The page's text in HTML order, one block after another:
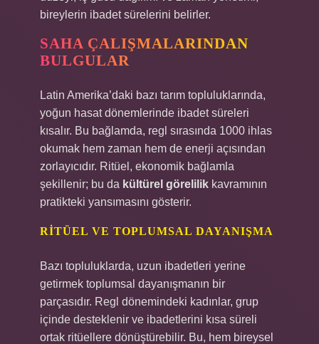
bireylerin ibadet sürelerini belirler.
SAHA ÇALIŞMALARINDAN
BULGULAR
Latin Amerika’daki bazı tarım topluluklarında,
yoğun hasat dönemlerinde ibadet süreleri
kısalır. Bu bağlamda, regl sırasında 1000 ihlas
okumak hem zaman hem de enerji açısından
zorlayıcıdır. Ritüel, ekonomik bağlamla
şekillenir; bu da kültürel görelilik kavramının
pratikteki yansımasını gösterir.
RITÜEL VE TOPLUMSAL DAYANIŞMA
Bazı topluluklarda, uzun ibadetleri yerine
getirmek toplumsal dayanışmanın bir
parçasıdır. Regl dönemindeki kadınlar, grup
içinde desteklenir ve ibadetlerini kısa süreli
ortak ritüellere dönüştürebilir. Bu, hem bireysel